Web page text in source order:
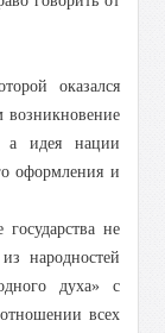
оказался
возникновение
а идея нации
оформления и
не
народностей
духа» с
всех